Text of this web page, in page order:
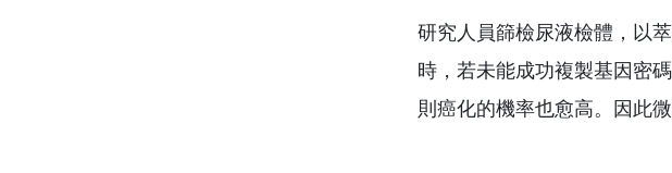
研究人員篩檢尿液檢體，以
時，若未能成功複製基因密
則癌化的機率也愈高。因此